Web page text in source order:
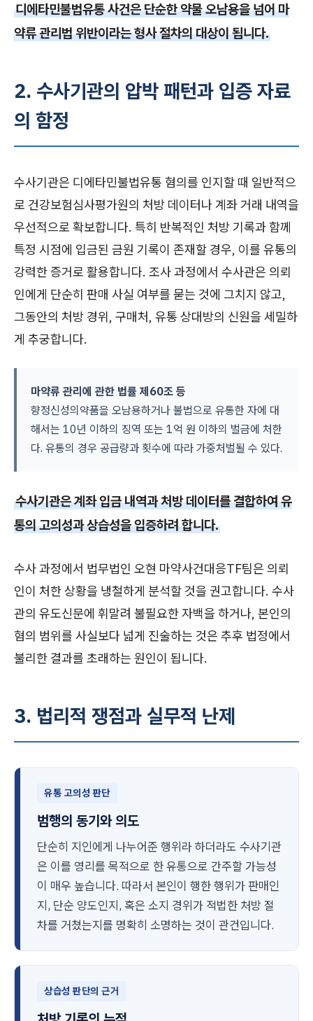
디에타민불법유통 사건은 단순한 약물 오남용을 넘어 마
약류 관리법 위반이라는 형사 절차의 대상이 됩니다.
2. 수사기관의 압박 패턴과 입증 자료
의 함정
수사기관은 디에타민불법유통 혐의를 인지할 때 일반적으
로 건강보험심사평가원의 처방 데이터나 계좌 거래 내역을
우선적으로 확보합니다. 특히 반복적인 처방 기록과 함께
특정 시점에 입금된 금원 기록이 존재할 경우, 이를 유통의
강력한 증거로 활용합니다. 조사 과정에서 수사관은 의뢰
인에게 단순히 판매 사실 여부를 묻는 것에 그치지 않고,
그동안의 처방 경위, 구매처, 유통 상대방의 신원을 세밀하
게 추궁합니다.
마약류 관리에 관한 법률 제60조 등
향정신성의약품을 오남용하거나 불법으로 유통한 자에 대
해서는 10년 이하의 징역 또는 1억 원 이하의 벌금에 처한
다. 유통의 경우 공급량과 횟수에 따라 가중처벌될 수 있다.
수사기관은 계좌 입금 내역과 처방 데이터를 결합하여 유
통의 고의성과 상습성을 입증하려 합니다.
수사 과정에서 법무법인 오현 마약사건대응TF팀은 의뢰
인이 처한 상황을 냉철하게 분석할 것을 권고합니다. 수사
관의 유도신문에 휘말려 불필요한 자백을 하거나, 본인의
혐의 범위를 사실보다 넓게 진술하는 것은 추후 법정에서
불리한 결과를 초래하는 원인이 됩니다.
3. 법리적 쟁점과 실무적 난제
유통 고의성 판단
범행의 동기와 의도
단순히 지인에게 나누어준 행위라 하더라도 수사기관
은 이를 영리를 목적으로 한 유통으로 간주할 가능성
이 매우 높습니다. 따라서 본인이 행한 행위가 판매인
지, 단순 양도인지, 혹은 소지 경위가 적법한 처방 절
차를 거쳤는지를 명확히 소명하는 것이 관건입니다.
상습성 판단의 근거